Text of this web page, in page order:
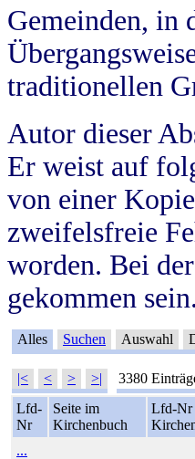
Gemeinden, in
traditionellen
Autor dieser
Er weist auf
von einer
zweifelsfreie
worden. Bei
gekommen
Alles Suchen Auswahl
|< < > >| 3380
Lfd-
Nr
Seite im
Kirchenbuch
Lfd-Nr
...